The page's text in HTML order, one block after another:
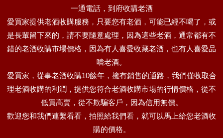
一通電話，到府收購老酒
愛買家提供老酒收購服務，只要您有老酒，可能已經不喝了，或
是長輩留下來的，請不要隨意處理，因為這些老酒，通常都有不
錯的老酒收購市場價格，因為有人喜愛收藏老酒，也有人喜愛品
嚐老酒。
愛買家，從事老酒收購10餘年，擁有銷售的通路，我們僅收取合
理老酒收購的利潤，提供您符合老酒收購市場的行情價格，從不
低買高賣，從不欺騙客戶，因為信用無價。
歡迎您和我們連繫看看，拍照給我們看，就可以馬上給您老酒收
購的價格。